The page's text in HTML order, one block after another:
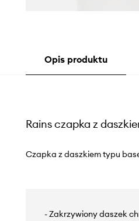
Opis produktu
Rains czapka z
Czapka z daszkiem typu
- Zakrzywiony daszek